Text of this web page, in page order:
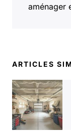
aménager
ARTICLES